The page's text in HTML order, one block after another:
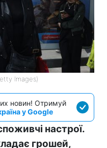
Images)
новин! Отримуй
у Google
настрої.
грошей,